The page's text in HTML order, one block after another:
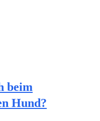
beim
Hund?